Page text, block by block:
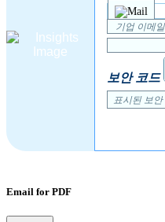
보안 코드
Email for PDF